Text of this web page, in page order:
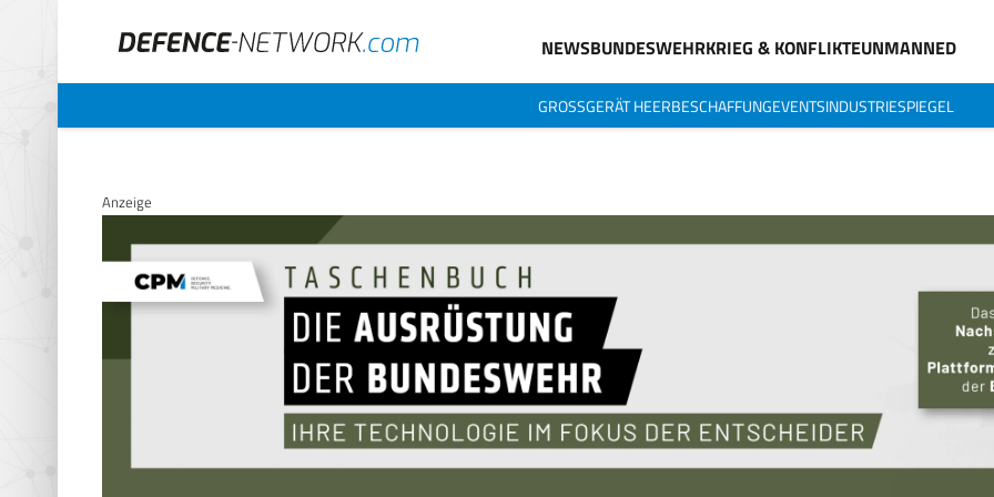
NEWSBUNDESWEHRKRIEG & KONFLIKTEUNMANNED
GROSSGERÄT HEERBESCHAFFUNGEVENTSINDUSTRIESPIEGEL
Anzeige